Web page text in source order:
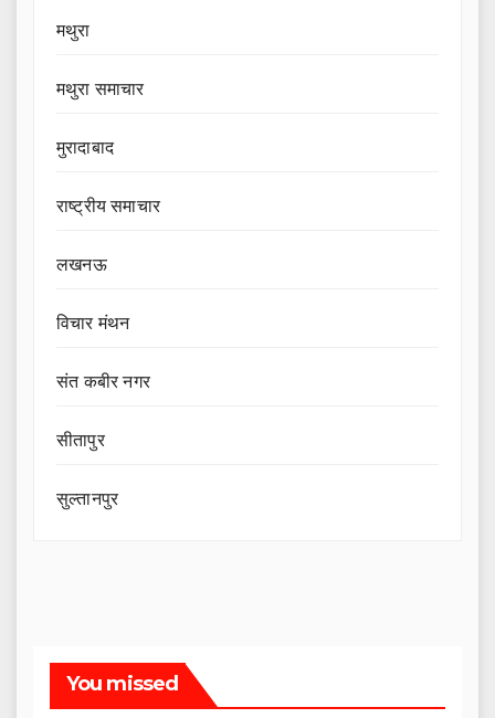
मथुरा
मथुरा समाचार
मुरादाबाद
राष्ट्रीय समाचार
लखनऊ
विचार मंथन
संत कबीर नगर
सीतापुर
सुल्तानपुर
You missed